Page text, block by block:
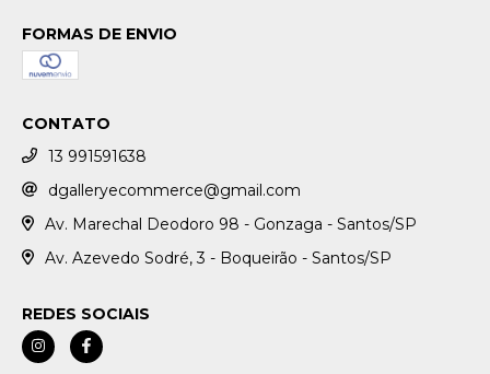
FORMAS DE ENVIO
CONTATO
13 991591638
dgalleryecommerce@gmail.com
Av. Marechal Deodoro 98 - Gonzaga - Santos/SP
Av. Azevedo Sodré, 3 - Boqueirão - Santos/SP
REDES SOCIAIS